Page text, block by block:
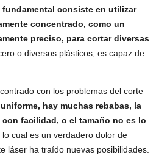
consiste en utilizar
concentrado, como un
preciso, para cortar diversas
o diversos plásticos, es capaz de
con los problemas del corte
hay muchas rebabas, la
facilidad, o el tamaño no es lo
lo cual es un verdadero dolor de
láser ha traído nuevas posibilidades.